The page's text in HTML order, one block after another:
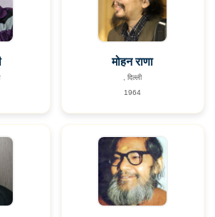
मोहन राणा
, दिल्ली
1964